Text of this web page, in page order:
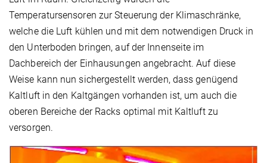
Temperatursensoren zur Steuerung der Klimaschränke,
welche die Luft kühlen und mit dem notwendigen Druck in
den Unterboden bringen, auf der Innenseite im
Dachbereich der Einhausungen angebracht. Auf diese
Weise kann nun sichergestellt werden, dass genügend
Kaltluft in den Kaltgängen vorhanden ist, um auch die
oberen Bereiche der Racks optimal mit Kaltluft zu
versorgen.